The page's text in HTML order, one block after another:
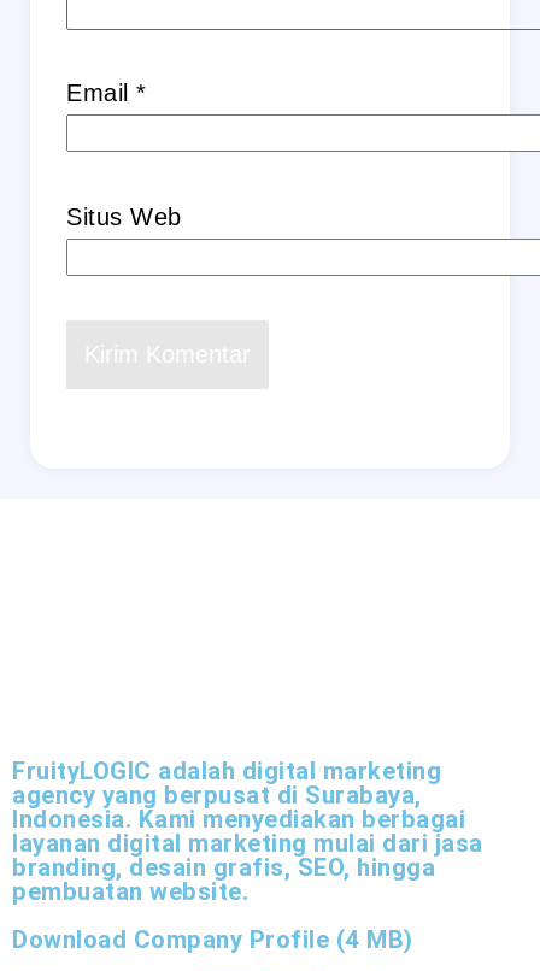
Email *
Situs Web
FruityLOGIC adalah digital marketing
agency yang berpusat di Surabaya,
Indonesia. Kami menyediakan berbagai
layanan digital marketing mulai dari jasa
branding, desain grafis, SEO, hingga
pembuatan website.
Download Company Profile (4 MB)